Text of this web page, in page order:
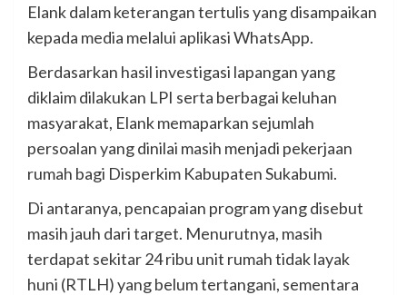
Elank dalam keterangan tertulis yang disampaikan
kepada media melalui aplikasi WhatsApp.
Berdasarkan hasil investigasi lapangan yang
diklaim dilakukan LPI serta berbagai keluhan
masyarakat, Elank memaparkan sejumlah
persoalan yang dinilai masih menjadi pekerjaan
rumah bagi Disperkim Kabupaten Sukabumi.
Di antaranya, pencapaian program yang disebut
masih jauh dari target. Menurutnya, masih
terdapat sekitar 24 ribu unit rumah tidak layak
huni (RTLH) yang belum tertangani, sementara